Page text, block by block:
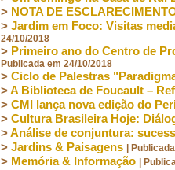
> NOTA DE
> Jardim em Foco: Visitas
24/10/2018
> Primeiro ano do Centro de
Publicada em 24/10/2018
> Ciclo de Palestras
>A Biblioteca de Foucault –
> CMI lança nova edição do
> Cultura Brasileira Hoje:
>Análise de conjuntura:
> Jardins & Paisagens |
> Memória & Informação |